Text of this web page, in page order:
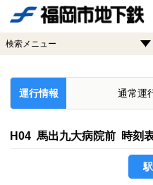
検索メニュー
運行情報 通常運
H04 馬出九大病院前 時刻